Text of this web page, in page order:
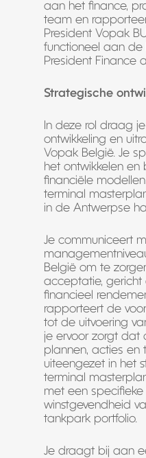
aan het finance,
team en
President Vopak
functioneel aan de
President Finance
Strategische
In deze rol draag
ontwikkeling en
Vopak België. Je
het ontwikkelen
financiële
terminal
in de Antwerpse
Je communiceert
België om te
acceptatie, gericht
financieel
rapporteert de
tot de uitvoering
je ervoor zorgt dat
plannen, acties en
uiteengezet in het
terminal
met een
winstgevendheid
tankpark portfolio.
Je draagt bij aan